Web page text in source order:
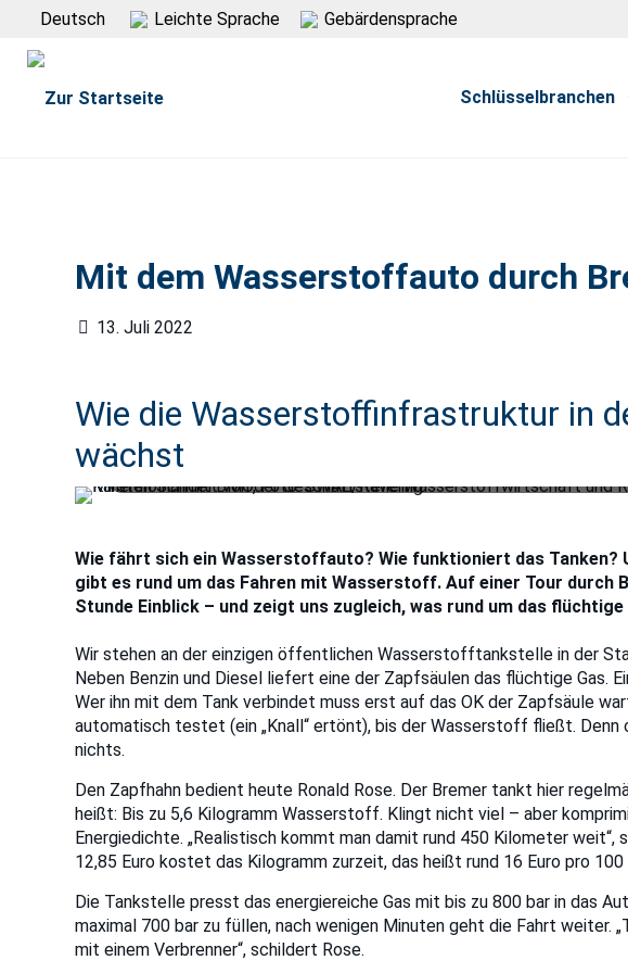
Deutsch Leichte Sprache Gebärdensprache
Schlüsselbranchen
Mit dem Wasserstoffauto durch
13. Juli 2022
Wie die Wasserstoffinfrastruktur in
wächst
Karsten Schmitt von der Geschäftstelle Wasserstoffwirtschaft und
Wie fährt sich ein Wasserstoffauto? Wie funktioniert das Tanken?
gibt es rund um das Fahren mit Wasserstoff. Auf einer Tour durch
Stunde Einblick – und zeigt uns zugleich, was rund um das
Wir stehen an der einzigen öffentlichen Wasserstofftankstelle in der
Neben Benzin und Diesel liefert eine der Zapfsäulen das flüchtige Gas.
Wer ihn mit dem Tank verbindet muss erst auf das OK der Zapfsäule
automatisch testet (ein „Knall“ ertönt), bis der Wasserstoff fließt. Denn
nichts.
Den Zapfhahn bedient heute Ronald Rose. Der Bremer tankt hier
heißt: Bis zu 5,6 Kilogramm Wasserstoff. Klingt nicht viel – aber
Energiedichte. „Realistisch kommt man damit rund 450 Kilometer
12,85 Euro kostet das Kilogramm zurzeit, das heißt rund 16 Euro pro 100
Die Tankstelle presst das energiereiche Gas mit bis zu 800 bar in das
maximal 700 bar zu füllen, nach wenigen Minuten geht die Fahrt weiter.
mit einem Verbrenner“, schildert Rose.